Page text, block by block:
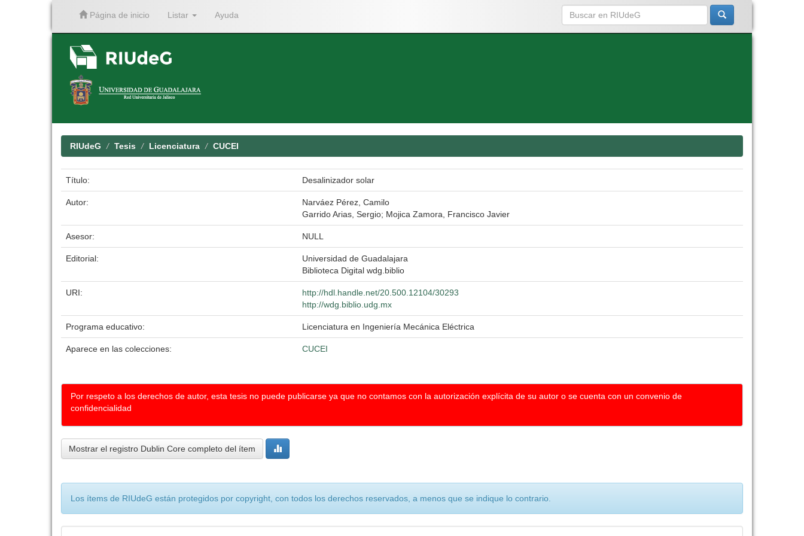
Página de inicio Listar Ayuda
RIUdeG Tesis Licenciatura CUCEI
Título: Desalinizador solar
Autor:
Narváez Pérez, Camilo
Garrido Arias, Sergio; Mojica Zamora, Francisco Javier
Asesor: NULL
Editorial:
Universidad de Guadalajara
Biblioteca Digital wdg.biblio
URI:
http://hdl.handle.net/20.500.12104/30293
http://wdg.biblio.udg.mx
Programa educativo: Licenciatura en Ingeniería Mecánica Eléctrica
Aparece en las colecciones: CUCEI
Por respeto a los derechos de autor, esta tesis no puede publicarse ya que no contamos con la autorización explícita de su autor o se cuenta con un convenio de
confidencialidad
Mostrar el registro Dublin Core completo del ítem
Los ítems de RIUdeG están protegidos por copyright, con todos los derechos reservados, a menos que se indique lo contrario.